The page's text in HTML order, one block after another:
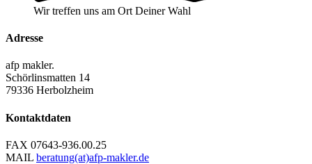
Wir treffen uns am Ort Deiner Wahl
Adresse
afp makler.
Schörlinsmatten 14
79336 Herbolzheim
Kontaktdaten
FAX 07643-936.00.25
MAIL beratung(at)afp-makler.de